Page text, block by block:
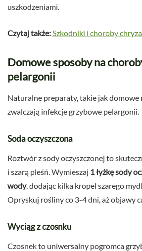
uszkodzeniami.
Czytaj także:Szkodniki i choroby
Domowe sposoby na
pelargonii
Naturalne preparaty, takie jak
zwalczają infekcje grzybowe pelargonii.
Soda oczyszczona
Roztwór z sody oczyszczonej to
i szarą pleśń. Wymieszaj 1 łyżkę sody
wody, dodając kilka kropel szarego
Opryskuj rośliny co 3-4 dni, aż objawy
Wyciąg z czosnku
Czosnek to uniwersalny pogromca